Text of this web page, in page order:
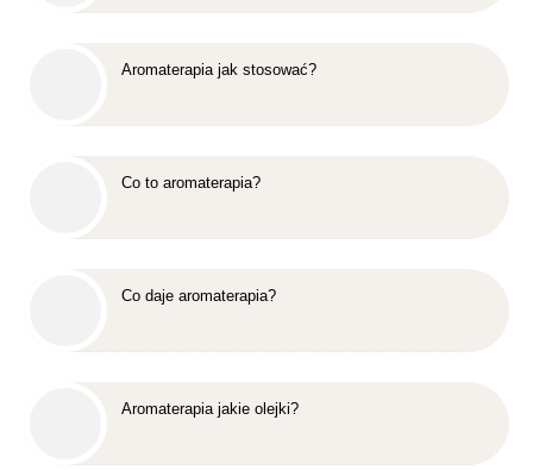
Aromaterapia jak stosować?
Co to aromaterapia?
Co daje aromaterapia?
Aromaterapia jakie olejki?